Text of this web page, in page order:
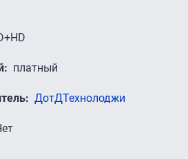
платный
ДотДТехнолоджи